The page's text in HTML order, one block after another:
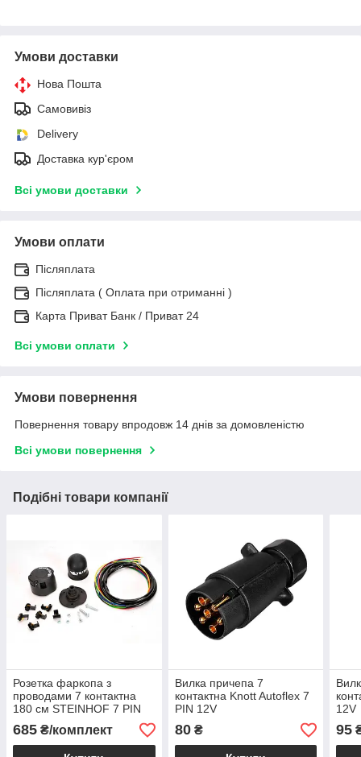
Умови доставки
Нова Пошта
Самовивіз
Delivery
Доставка кур'єром
Всі умови доставки
Умови оплати
Післяплата
Післяплата ( Оплата при отриманні )
Карта Приват Банк / Приват 24
Всі умови оплати
Умови повернення
Повернення товару впродовж 14 днів за домовленістю
Всі умови повернення
Подібні товари компанії
Розетка фаркопа з
проводами 7 контактна
180 см STEINHOF 7 PIN
12V
685 ₴/комплект
Вилка причепа 7
контактна Knott Autoflex 7
PIN 12V
80₴
12V
95